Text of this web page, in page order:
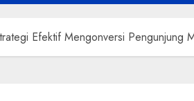
Efektif Mengonversi Pengunjung